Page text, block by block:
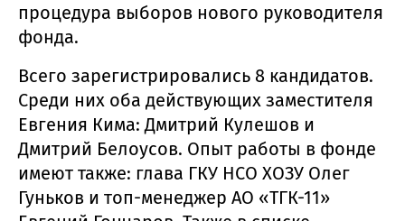
процедура выборов нового руководителя
фонда.
Всего зарегистрировались 8 кандидатов.
Среди них оба действующих заместителя
Евгения Кима: Дмитрий Кулешов и
Дмитрий Белоусов. Опыт работы в фонде
имеют также: глава ГКУ НСО ХОЗУ Олег
Гуньков и топ-менеджер АО «ТГК-11»